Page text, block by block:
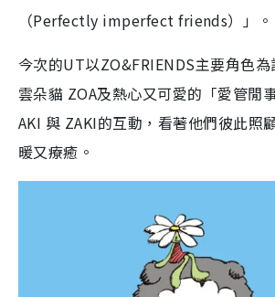
（Perfectly imperfect friends）」。
今次的UT以ZO&FRIENDS主要角色
雲朵貓 ZOA及熱心又可愛的「愛管閒
AKI 與 ZAKI的互動，看著他們彼此照
暖又療癒。